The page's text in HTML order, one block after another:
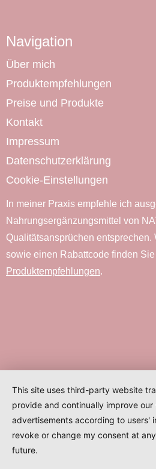
Navigation
Über mich
Produktempfehlungen
Preise und Produkte
Kontakt
Impressum
Datenschutzerklärung
Cookie-Einstellungen
In meiner Praxis empfehle ich
Nahrungsergänzungsmittel von
Qualitätsansprüchen entsprechen.
sowie einen Rabattcode finden
Produktempfehlungen.
This site uses third-party website
provide and continually improve
advertisements according to users'
revoke or change my consent at
future.